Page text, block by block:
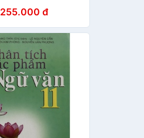
255.000 đ